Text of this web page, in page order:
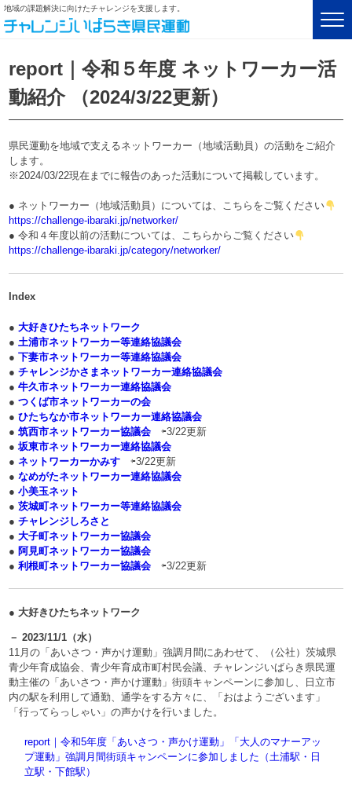
地域の課題解決に向けたチャレンジを支援します。
report｜令和５年度 ネットワーカー活
動紹介 （2024/3/22更新）
県民運動を地域で支えるネットワーカー（地域活動員）の活動をご紹介
します。
※2024/03/22現在までに報告のあった活動について掲載しています。
● ネットワーカー（地域活動員）については、こちらをご覧ください
https://challenge-ibaraki.jp/networker/
● 令和４年度以前の活動については、こちらからご覧ください
https://challenge-ibaraki.jp/category/networker/
Index
●大好きひたちネットワーク
● 土浦市ネットワーカー等連絡協議会
●下妻市ネットワーカー等連絡協議会
●チャレンジかさまネットワーカー連絡協議会
●牛久市ネットワーカー連絡協議会
●つくば市ネットワーカーの会
●ひたちなか市ネットワーカー連絡協議会
●筑西市ネットワーカー協議会 ⇦3/22更新
●坂東市ネットワーカー連絡協議会
●ネットワーカーかみす ⇦3/22更新
●なめがたネットワーカー連絡協議会
●小美玉ネット
●茨城町ネットワーカー等連絡協議会
●チャレンジしろさと
●大子町ネットワーカー協議会
●阿見町ネットワーカー協議会
●利根町ネットワーカー協議会 ⇦3/22更新
● 大好きひたちネットワーク
－ 2023/11/1（水）
11月の「あいさつ・声かけ運動」強調月間にあわせて、（公社）茨城県
青少年育成協会、青少年育成市町村民会議、チャレンジいばらき県民運
動主催の「あいさつ・声かけ運動」街頭キャンペーンに参加し、日立市
内の駅を利用して通勤、通学をする方々に、「おはようございます」
「行ってらっしゃい」の声かけを行いました。
report｜令和5年度「あいさつ・声かけ運動」「大人のマナーアッ
プ運動」強調月間街頭キャンペーンに参加しました（土浦駅・日
立駅・下館駅）